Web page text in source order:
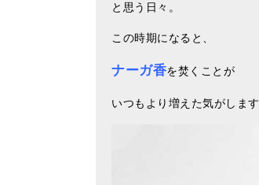
と思う日々。
この時期になると、
ナーガ香を焚くことが
いつもより増えた気がします